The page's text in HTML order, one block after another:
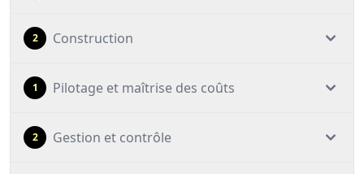
2 Construction
1 Pilotage et maîtrise des coûts
2 Gestion et contrôle